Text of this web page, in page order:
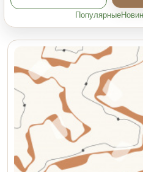
Популярные